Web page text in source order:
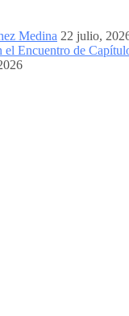
Medina 22 julio,
Encuentro de